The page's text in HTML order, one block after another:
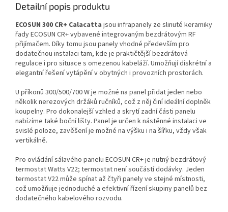
Detailní popis produktu
ECOSUN 300 CR+ Calacatta jsou infrapanely ze slinuté keramiky
řady ECOSUN CR+ vybavené integrovaným bezdrátovým RF
přijímačem. Díky tomu jsou panely vhodné především pro
dodatečnou instalaci tam, kde je praktičtější bezdrátová
regulace i pro situace s omezenou kabeláží. Umožňují diskrétní a
elegantní řešení vytápění v obytných i provozních prostorách.
U příkonů 300/500/700 W je možné na panel přidat jeden nebo
několik nerezových držáků ručníků, což z něj činí ideální doplněk
koupelny. Pro dokonalejší vzhled a skrytí zadní části panelu
nabízíme také boční lišty. Panel je určen k nástěnné instalaci ve
svislé poloze, zavěšení je možné na výšku i na šířku, vždy však
vertikálně.
Pro ovládání sálavého panelu ECOSUN CR+ je nutný bezdrátový
termostat Watts V22; termostat není součástí dodávky. Jeden
termostat V22 může spínat až čtyři panely ve stejné místnosti,
což umožňuje jednoduché a efektivní řízení skupiny panelů bez
dodatečného kabelového rozvodu.